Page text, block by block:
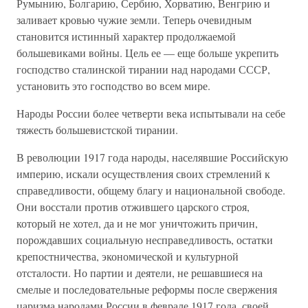
Румынию, Болгарию, Сербию, Хорватию, Венгрию и
заливает кровью чужие земли. Теперь очевидным
становится истинный характер продолжаемой
большевиками войны. Цель ее — еще больше укрепить
господство сталинской тирании над народами СССР,
установить это господство во всем мире.
Народы России более четверти века испытывали на себе
тяжесть большевистской тирании.
В революции 1917 года народы, населявшие Российскую
империю, искали осуществления своих стремлений к
справедливости, общему благу и национальной свободе.
Они восстали против отжившего царского строя,
который не хотел, да и не мог уничтожить причин,
порождавших социальную несправедливость, остатки
крепостничества, экономической и культурной
отсталости. Но партии и деятели, не решавшиеся на
смелые и последовательные реформы после свержения